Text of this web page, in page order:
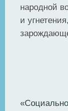
народной
и